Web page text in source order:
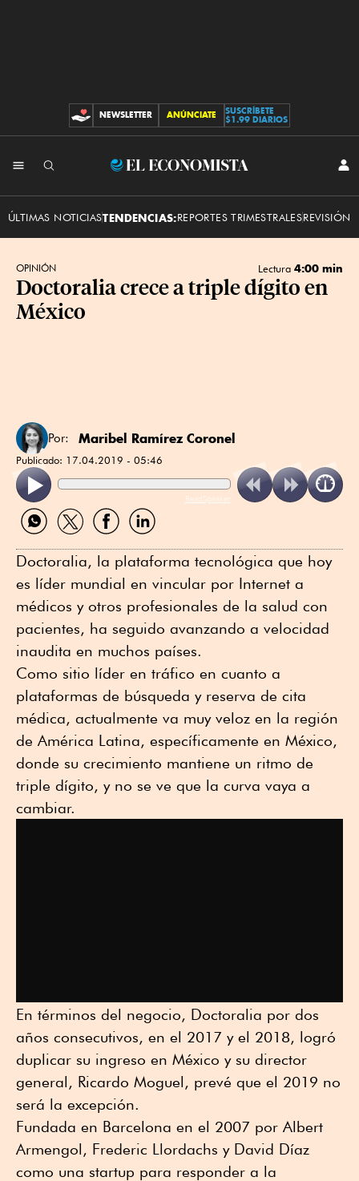
CONTRIBUCIONES
NEWSLETTER ANÚNCIATE
SUSCRÍBETE
$1.99 DIARIOS
El
ÚLTIMAS NOTICIASTENDENCIAS:REPORTES TRIMESTRALESREVISIÓN
OPINIÓN Lectura 4:00 min
Doctoralia crece a triple dígito en
México
Por: Maribel Ramírez Coronel
Publicado: 17.04.2019 - 05:46
ReadSpeaker
Compartir
por
Compartir
por
Compartir
por
Compartir
por
Doctoralia, la plataforma tecnológica que hoy
es líder mundial en vincular por Internet a
médicos y otros profesionales de la salud con
pacientes, ha seguido avanzando a velocidad
inaudita en muchos países.
Como sitio líder en tráfico en cuanto a
plataformas de búsqueda y reserva de cita
médica, actualmente va muy veloz en la región
de América Latina, específicamente en México,
donde su crecimiento mantiene un ritmo de
triple dígito, y no se ve que la curva vaya a
cambiar.
En términos del negocio, Doctoralia por dos
años consecutivos, en el 2017 y el 2018, logró
duplicar su ingreso en México y su director
general, Ricardo Moguel, prevé que el 2019 no
será la excepción.
Fundada en Barcelona en el 2007 por Albert
Armengol, Frederic Llordachs y David Díaz
como una startup para responder a la